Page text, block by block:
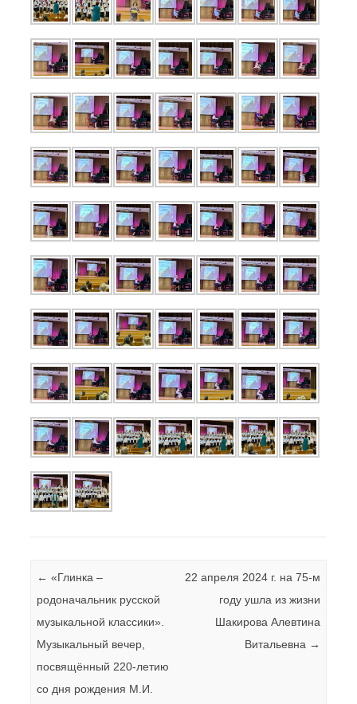
Навигация по записям
← «Глинка –
родоначальник русской
музыкальной классики».
Музыкальный вечер,
посвящённый 220-летию
со дня рождения М.И.
22 апреля 2024 г. на 75-м
году ушла из жизни
Шакирова Алевтина
Витальевна →